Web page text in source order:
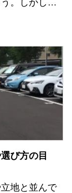
ればいいの
び方の目
地と並んで